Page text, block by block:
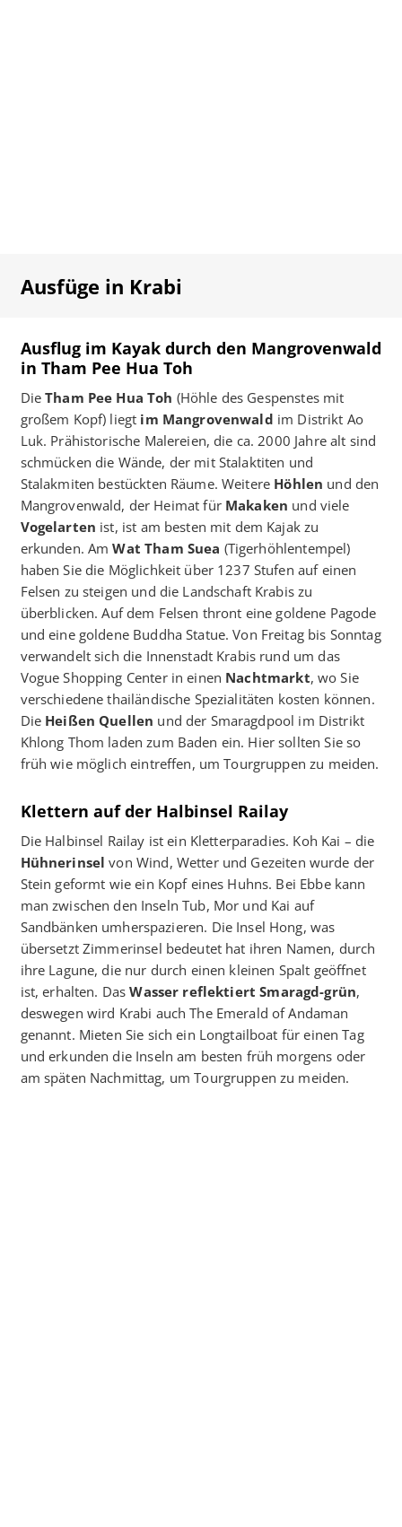
Ausfüge in Krabi
Ausflug im Kayak durch den Mangrovenwald
in Tham Pee Hua Toh
DieTham Pee Hua Toh (Höhle des Gespenstes mit
großem Kopf) liegt im Mangrovenwald im Distrikt Ao
Luk. Prähistorische Malereien, die ca. 2000 Jahre alt sind
schmücken die Wände, der mit Stalaktiten und
Stalakmiten bestückten Räume. Weitere Höhlen und den
Mangrovenwald, der Heimat für Makaken und viele
Vogelarten ist, ist am besten mit dem Kajak zu
erkunden. AmWat Tham Suea (Tigerhöhlentempel)
haben Sie die Möglichkeit über 1237 Stufen auf einen
Felsen zu steigen und die Landschaft Krabis zu
überblicken. Auf dem Felsen thront eine goldene Pagode
und eine goldene Buddha Statue. Von Freitag bis Sonntag
verwandelt sich die Innenstadt Krabis rund um das
Vogue Shopping Center in einen Nachtmarkt, wo Sie
verschiedene thailändische Spezialitäten kosten können.
Die Heißen Quellen und der Smaragdpool im Distrikt
Khlong Thom laden zum Baden ein. Hier sollten Sie so
früh wie möglich eintreffen, um Tourgruppen zu meiden.
Klettern auf der Halbinsel Railay
Die Halbinsel Railay ist ein Kletterparadies. Koh Kai – die
Hühnerinsel von Wind, Wetter und Gezeiten wurde der
Stein geformt wie ein Kopf eines Huhns. Bei Ebbe kann
man zwischen den Inseln Tub, Mor und Kai auf
Sandbänken umherspazieren. Die Insel Hong, was
übersetzt Zimmerinsel bedeutet hat ihren Namen, durch
ihre Lagune, die nur durch einen kleinen Spalt geöffnet
ist, erhalten. DasWasser reflektiert Smaragd-grün,
deswegen wird Krabi auch The Emerald of Andaman
genannt. Mieten Sie sich ein Longtailboat für einen Tag
und erkunden die Inseln am besten früh morgens oder
am späten Nachmittag, um Tourgruppen zu meiden.